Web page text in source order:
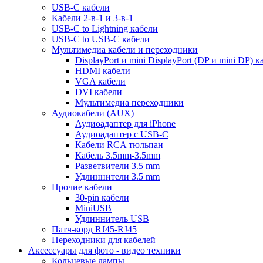
USB-C кабели
Кабели 2-в-1 и 3-в-1
USB-C to Lightning кабели
USB-C to USB-C кабели
Мультимедиа кабели и переходники
DisplayPort и mini DisplayPort (DP и mini DP)
HDMI кабели
VGA кабели
DVI кабели
Мультимедиа переходники
Аудиокабели (AUX)
Аудиоадаптер для iPhone
Аудиоадаптер с USB-C
Кабели RCA тюльпан
Кабель 3.5mm-3.5mm
Разветвители 3.5 mm
Удлиннители 3.5 mm
Прочие кабели
30-pin кабели
MiniUSB
Удлиннитель USB
Патч-корд RJ45-RJ45
Переходники для кабелей
Аксессуары для фото - видео техники
Кольцевые лампы